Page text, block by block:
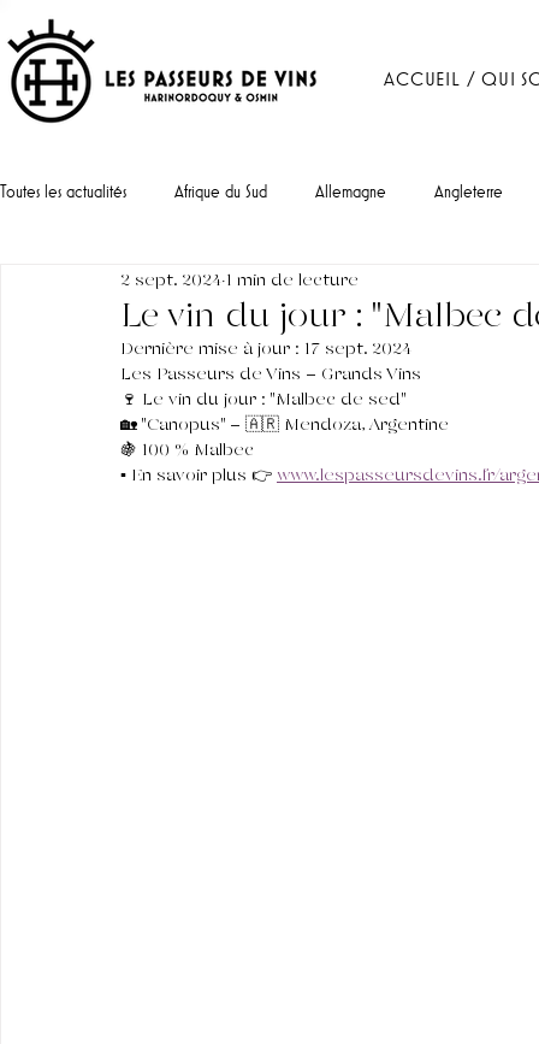
ACCUEIL / QUI
Toutes les actualités Afrique du Sud Allemagne Angleterre
Le vin du jour : "Malbec
2 sept. 2024 1 min de lecture
Dernière mise à jour : 17 sept. 2024
Les Passeurs de Vins - Grands Vins
🍷 Le vin du jour : "Malbec de sed"
🏡 "Canopus" - 🇦🇷 Mendoza, Argentine
🍇 100 % Malbec
▪︎ En savoir plus 👉 www.lespasseursdevins.fr/